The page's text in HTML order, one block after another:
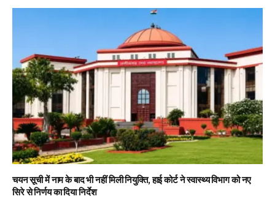
चयन सूची में नाम के बाद भी नहीं मिली नियुक्ति, हाई कोर्ट ने स्वास्थ्य विभाग को नए
सिरे से निर्णय का दिया निर्देश